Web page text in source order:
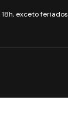
exceto feriados